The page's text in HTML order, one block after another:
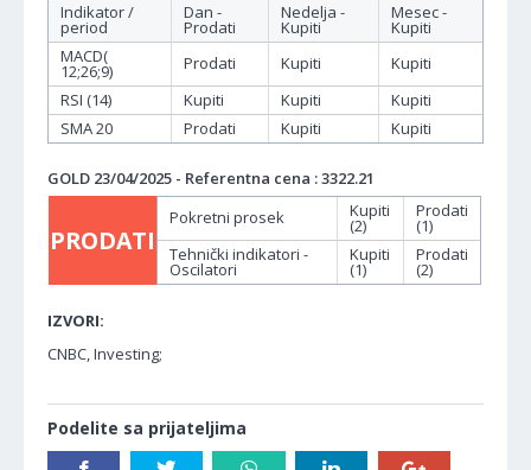
Indikator /
period
Dan -
Prodati
Nedelja -
Kupiti
Mesec -
Kupiti
MACD(
12;26;9) Prodati Kupiti
Kupiti
RSI (14)
Kupiti Kupiti
Kupiti
SMA 20
Prodati Kupiti Kupiti
GOLD 23/04/2025 - Referentna cena : 3322.21
PRODATI
Pokretni prosek Kupiti
(2)
Prodati
(1)
Tehnički indikatori -
Oscilatori
Kupiti
(1)
Prodati
(2)
IZVORI:
CNBC, Investing;
Podelite sa prijateljima